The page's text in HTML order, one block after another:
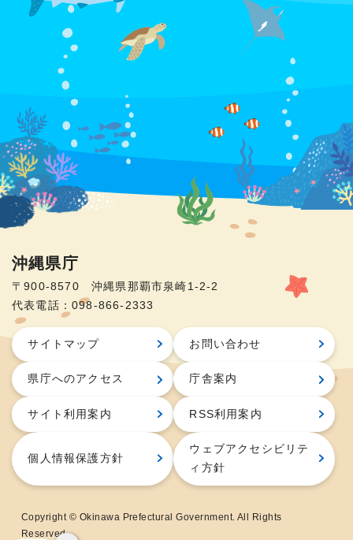
沖縄県庁
〒900-8570 沖縄県那覇市泉崎1-2-2
代表電話：098-866-2333
サイトマップ お問い合わせ
県庁へのアクセス 庁舎案内
サイト利用案内 RSS利用案内
個人情報保護方針
ウェブアクセシビリテ
ィ方針
Copyright © Okinawa Prefectural Government. All Rights
Reserved.